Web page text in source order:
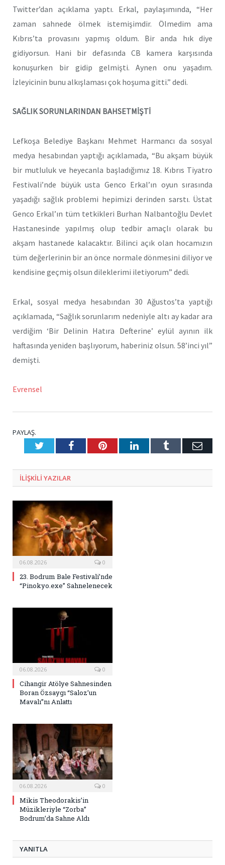
Twitter’dan açıklama yaptı. Erkal, paylaşımında, “Her
zaman sahnede ölmek istemişimdir. Ölmedim ama
Kıbrıs’ta provasını yapmış oldum. Bir anda hık diye
gidiyorsun. Hani bir defasında CB kamera karşısında
konuşurken bir gidip gelmişti. Aynen onu yaşadım.
İzleyicinin bunu alkışlaması çok hoşuma gitti.” dedi.
SAĞLIK SORUNLARINDAN BAHSETMİŞTİ
Lefkoşa Belediye Başkanı Mehmet Harmancı da sosyal
medya hesabından yaptığı açıklamada, “Bu akşam büyük
bir mutluluk ve heyecanla başladığımız 18. Kıbrıs Tiyatro
Festivali’nde büyük usta Genco Erkal’ın oyun sırasında
yaşadığı sağlık problemi hepimizi derinden sarstı. Üstat
Genco Erkal’ın tüm tetkikleri Burhan Nalbantoğlu Devlet
Hastanesinde yapılmış olup tedbir amaçlı olarak bu
akşam hastanede kalacaktır. Bilinci açık olan hocamızın
tüm değerlerinin bir an önce normale dönmesini diliyor ve
kendisine geçmiş olsun dileklerimi iletiyorum” dedi.
Erkal, sosyal medya hesabından 30 Ağustos’ta yaptığı
açıklamada, “Sağlık sorunlarım nedeniyle altı ay kadar ara
verdiğim ‘Bir Delinin Hatıra Defterine’ eylül ayının ilk
haftasında yeniden başlıyorum, haberiniz olsun. 58’inci yıl”
demişti.
Evrensel
PAYLAŞ.
TwitterFacebookPinterestLinkedInTumblr E-
ILIŞKILI YAZILAR
06.08.2026 0
23. Bodrum Bale Festivali’nde
“Pinokyo.exe” Sahnelenecek
06.08.2026 0
Cihangir Atölye Sahnesinden
Boran Özsaygı “Saloz’un
Mavalı”nı Anlattı
06.08.2026 0
Mikis Theodorakis’in
Müzikleriyle “Zorba”
Bodrum’da Sahne Aldı
YANITLA